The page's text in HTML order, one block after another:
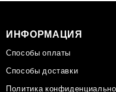
ИНФОРМАЦИЯ
Способы оплаты
Способы доставки
Политика